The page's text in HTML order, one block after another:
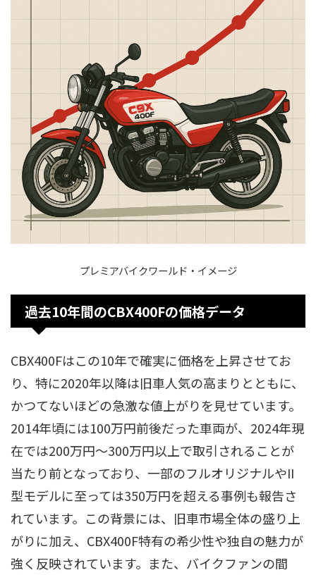
プレミアバイクワールド・イメージ
過去10年間のCBX400Fの価格データ
CBX400Fはこの10年で確実に価格を上昇させてお
り、特に2020年以降は旧車人気の高まりとともに、
かつてないほどの急激な値上がりを見せています。
2014年頃には100万円前後だった車両が、2024年現
在では200万円〜300万円以上で取引されることが
当たり前となっており、一部のフルオリジナルやII
型モデルに至っては350万円を超える事例も報告さ
れています。この背景には、旧車市場全体の盛り上
がりに加え、CBX400F特有の希少性や独自の魅力が
強く反映されています。また、バイクファンの間